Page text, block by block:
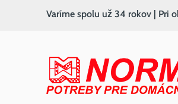
Varíme spolu už 34 rokov | Pri